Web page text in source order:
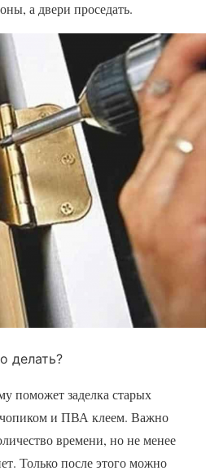
а двери проседать.
делать?
поможет заделка старых
и ПВА клеем. Важно
времени, но не менее
Только после этого можно